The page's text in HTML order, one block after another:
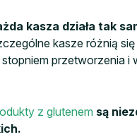
kasza działa tak
kasze różnią
stopniem przetworzenia i
z glutenem są